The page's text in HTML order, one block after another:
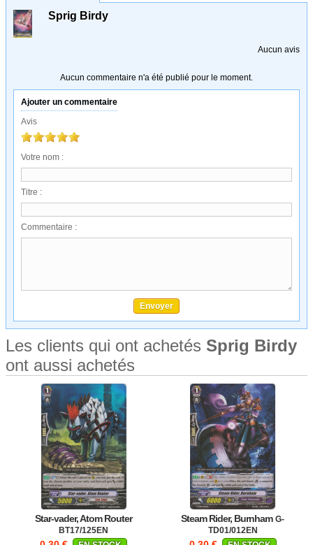
Sprig Birdy
Aucun avis
Aucun commentaire n'a été publié pour le moment.
Ajouter un commentaire
Avis
Votre nom :
Titre :
Commentaire :
Les clients qui ont achetés Sprig Birdy
ont aussi achetés
Star-vader, Atom Router
BT17/125EN
Steam Rider, Burnham G-
TD01/012EN